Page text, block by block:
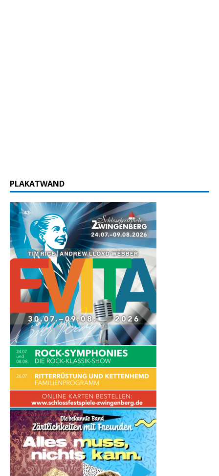
PLAKATWAND